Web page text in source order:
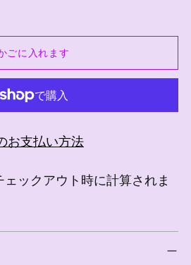
ごに入れます
お支払い方法
ェックアウト時に計算されま